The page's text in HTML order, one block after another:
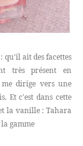
qu'il ait des facettes
très présent en
dirige vers une
Et c'est dans cette
la vanille : Tahara
gamme